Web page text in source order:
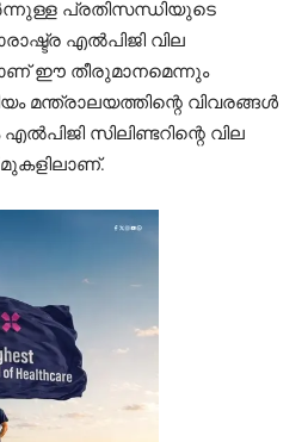
പ്രതിസന്ധിയുടെ
എല്‍പിജി വില
ഈ തീരുമാനമെന്നും
മന്ത്രാലയത്തിന്റെ വിവരങ്ങള്‍
സിലിണ്ടറിന്റെ വില
മുകളിലാണ്.